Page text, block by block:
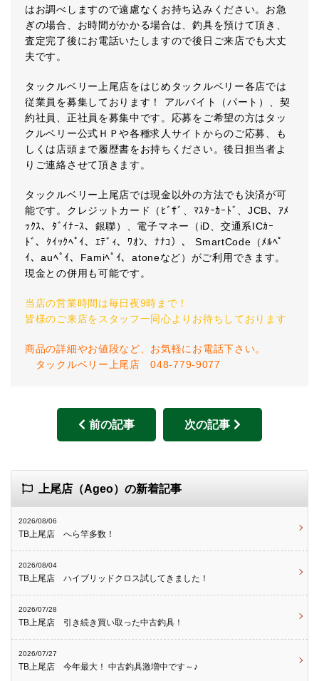
はお調べしますので遠慮なくお持ち込みください。お急
ぎの場合、お時間がかかる場合は、釣具を預けて頂き、
査定完了後にお電話いたしますので後日ご来店でも大丈
夫です。
タックルベリー上尾店をはじめタックルベリー各店では
従業員を募集しております！ アルバイト（パート）、契
約社員、正社員を募集中です。応募をご希望の方はタッ
クルベリー公式ＨＰや各種求人サイトからのご応募、も
しくは店頭まで履歴書をお持ちください。後日担当者よ
りご連絡させて頂きます。
タックルベリー上尾店では現金以外の方法でも決済が可
能です。クレジットカード（ﾋﾞｻﾞ、ﾏｽﾀｰｶｰﾄﾞ、JCB、ｱﾒ
ｯｸｽ、ﾀﾞｲﾅｰｽ、銀聯）、電子マネー（iD、交通系ICｶｰ
ﾄﾞ、ｸｲｯｸﾍﾟｲ、ｴﾃﾞｨ、ﾜｵﾝ、ﾅﾅｺ）、 SmartCode（ﾒﾙﾍﾟ
ｲ、auﾍﾟｲ、Famiﾍﾟｲ、atoneなど）がご利用できます。
現金との併用も可能です。
当店の営業時間は毎日夜9時まで！
皆様のご来店をスタッフ一同心よりお待ちしております
商品の詳細やお値段など、お気軽にお電話下さい。
タックルベリー上尾店 048-779-9077
前の記事 次の記事
上尾店（Ageo）の新着記事
2026/08/06
TB上尾店 へら竿多数！
2026/08/04
TB上尾店 ハイブリッドクロス試してきました！
2026/07/28
TB上尾店 引き続き買い取った中古釣具！
2026/07/27
TB上尾店 今年最大！ 中古釣具激増中です～♪